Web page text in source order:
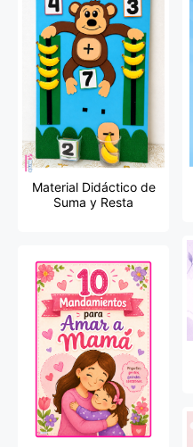
Material Didáctico de
Suma y Resta